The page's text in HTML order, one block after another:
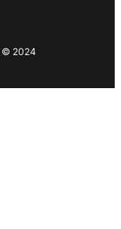
© 2024